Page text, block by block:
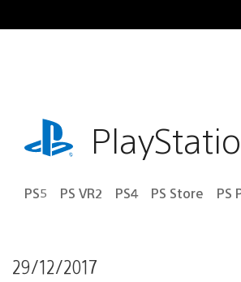
au
playstation.com
PS5 PS VR2 PS4 PS Store PS
29/12/2017